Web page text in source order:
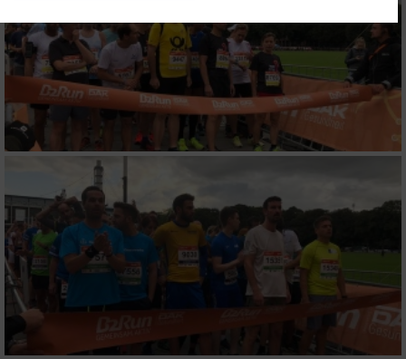
Website/App.
Partnerliste anzeigen (1 IAB-Anbieter)
Wir nutzen Ihre Daten für folgende Zwecke:
IAB-Verarbeitungszwecke:
Speichern von oder Zugriff auf Informationen
auf einem Endgerät
Verwendung reduzierter Daten zur Auswahl
von Werbeanzeigen
Erstellung von Profilen für personalisierte
Werbung
Verwendung von Profilen zur Auswahl